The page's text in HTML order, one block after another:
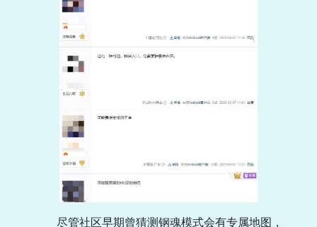
尽管社区早期曾猜测钢魂模式会有专属地图，